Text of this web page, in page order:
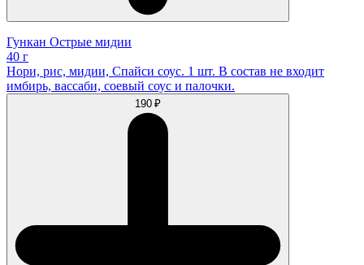
Гункан Острые мидии
40 г
Нори, рис, мидии, Спайси соус. 1 шт. В состав не входит
имбирь, вассаби, соевый соус и палочки.
190 ₽